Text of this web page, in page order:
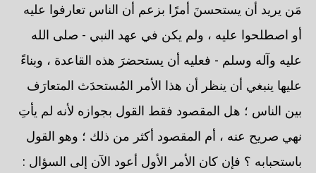
مَن يريد أن يستحسنَ أمرًا بزعم أن الناس تعارفوا عليه
أو اصطلحوا عليه ، ولم يكن في عهد النبي - صلى الله
عليه وآله وسلم - فعليه أن يستحضرَ هذه القاعدة ، وبناءً
عليها ينبغي أن ينظر أن هذا الأمر المُستحدَث المتعارَف
بين الناس ؛ هل المقصود فقط القول بجوازه لأنه لم يأتِ
نهي صريح عنه ، أم المقصود أكثر من ذلك ؛ وهو القول
باستحبابه ؟ فإن كان الأمر الأول أعود الآن إلى السؤال :